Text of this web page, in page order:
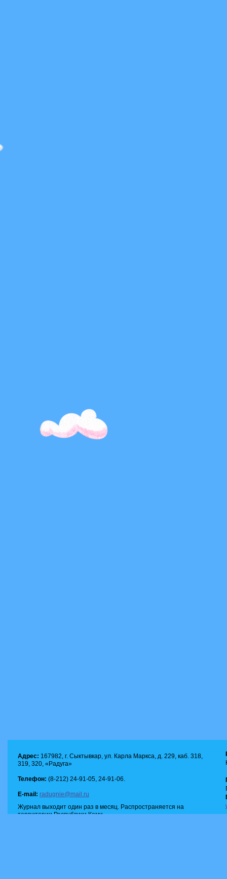
Адрес: 167982, г. Сыктывкар, ул. Карла Маркса, д. 229, каб. 318,
319, 320, «Радуга»
Телефон: (8-212) 24-91-05, 24-91-06.
E-mail: radugnie@mail.ru
Журнал выходит один раз в месяц. Распространяется на
территории Республики Коми.